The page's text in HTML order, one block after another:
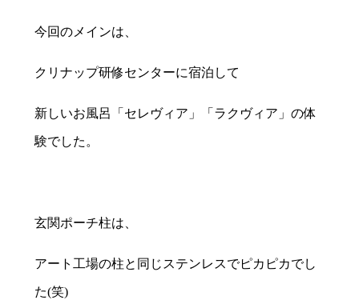
今回のメインは、
クリナップ研修センターに宿泊して
新しいお風呂「セレヴィア」「ラクヴィア」の体
験でした。
玄関ポーチ柱は、
アート工場の柱と同じステンレスでピカピカでし
た(笑)